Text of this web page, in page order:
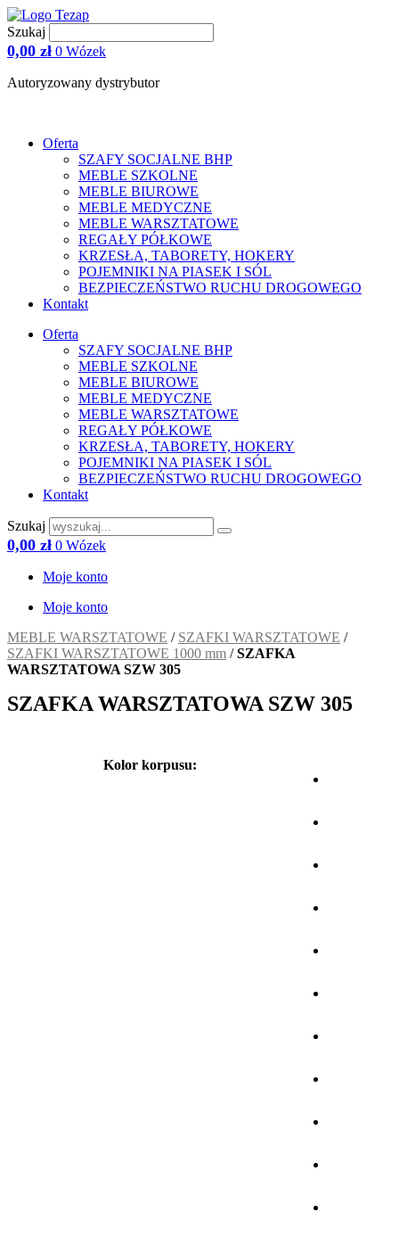
Przejdź
do
treści
Szukaj
0,00 zł 0 Wózek
Autoryzowany dystrybutor
Oferta
SZAFY SOCJALNE BHP
MEBLE SZKOLNE
MEBLE BIUROWE
MEBLE MEDYCZNE
MEBLE WARSZTATOWE
REGAŁY PÓŁKOWE
KRZESŁA, TABORETY, HOKERY
POJEMNIKI NA PIASEK I SÓL
BEZPIECZEŃSTWO RUCHU DROGOWEGO
Kontakt
Oferta
SZAFY SOCJALNE BHP
MEBLE SZKOLNE
MEBLE BIUROWE
MEBLE MEDYCZNE
MEBLE WARSZTATOWE
REGAŁY PÓŁKOWE
KRZESŁA, TABORETY, HOKERY
POJEMNIKI NA PIASEK I SÓL
BEZPIECZEŃSTWO RUCHU DROGOWEGO
Kontakt
Szukaj
0,00 zł 0 Wózek
Moje konto
Moje konto
MEBLE WARSZTATOWE / SZAFKI WARSZTATOWE /
SZAFKI WARSZTATOWE 1000 mm /SZAFKA
WARSZTATOWA SZW 305
SZAFKA WARSZTATOWA SZW 305
Kolor korpusu: